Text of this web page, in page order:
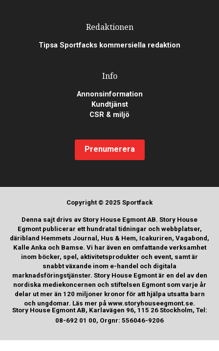
Redaktionen
Tipsa Sportfacks kommersiella redaktion
Info
Annonsinformation
Kundtjänst
CSR & miljö
Prenumerera
Copyright © 2025 Sportfack
Denna sajt drivs av Story House Egmont AB. Story House
Egmont publicerar ett hundratal tidningar och webbplatser,
däribland Hemmets Journal, Hus & Hem, Icakuriren, Vagabond,
Kalle Anka och Bamse. Vi har även en omfattande verksamhet
inom böcker, spel, aktivitetsprodukter och event, samt är
snabbt växande inom e-handel och digitala
marknadsföringstjänster. Story House Egmont är en del av den
nordiska mediekoncernen och stiftelsen Egmont som varje år
delar ut mer än 120 miljoner kronor för att hjälpa utsatta barn
och ungdomar. Läs mer på www.storyhouseegmont.se.
Story House Egmont AB, Karlavägen 96, 115 26 Stockholm, Tel:
08-692 01 00, Orgnr: 556046-9206